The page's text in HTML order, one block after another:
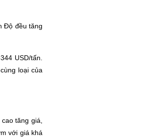
Độ đều tăng
USD/tấn.
loại của
tăng giá,
với giá khá